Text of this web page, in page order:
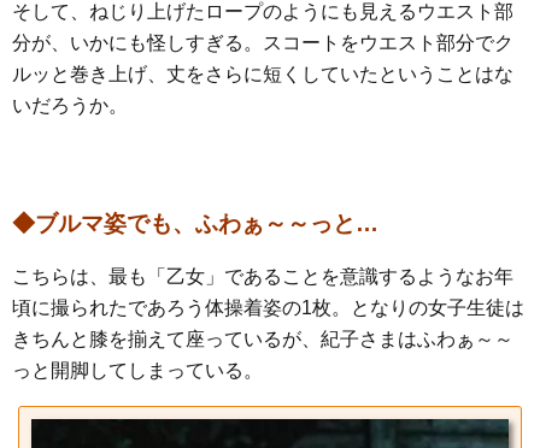
そして、ねじり上げたロープのようにも見えるウエスト部
分が、いかにも怪しすぎる。スコートをウエスト部分でク
ルッと巻き上げ、丈をさらに短くしていたということはな
いだろうか。
◆ブルマ姿でも、ふわぁ～～っと…
こちらは、最も「乙女」であることを意識するようなお年
頃に撮られたであろう体操着姿の1枚。となりの女子生徒は
きちんと膝を揃えて座っているが、紀子さまはふわぁ～～
っと開脚してしまっている。